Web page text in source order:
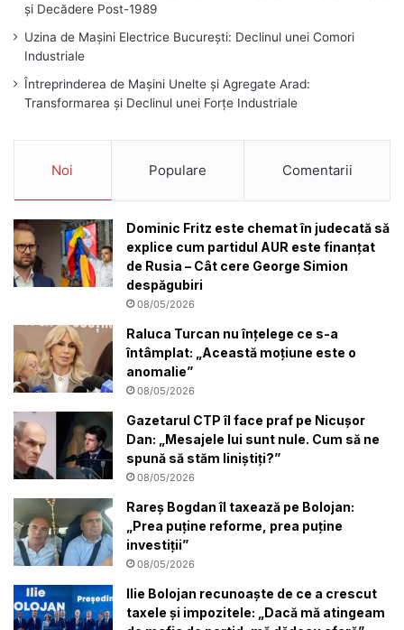
și Decădere Post-1989
Uzina de Mașini Electrice București: Declinul unei Comori
Industriale
Întreprinderea de Mașini Unelte și Agregate Arad:
Transformarea și Declinul unei Forțe Industriale
Noi Populare Comentarii
Dominic Fritz este chemat în judecată să
explice cum partidul AUR este finanțat
de Rusia – Cât cere George Simion
despăgubiri
08/05/2026
Raluca Turcan nu înțelege ce s-a
întâmplat: „Această moțiune este o
anomalie”
08/05/2026
Gazetarul CTP îl face praf pe Nicușor
Dan: „Mesajele lui sunt nule. Cum să ne
spună să stăm liniștiți?”
08/05/2026
Rareș Bogdan îl taxează pe Bolojan:
„Prea puține reforme, prea puține
investiții”
08/05/2026
Ilie Bolojan recunoaște de ce a crescut
taxele și impozitele: „Dacă mă atingeam